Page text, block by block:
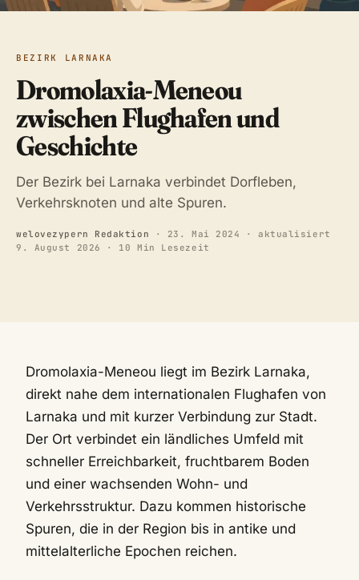
BEZIRK LARNAKA
Dromolaxia-Meneou
zwischen Flughafen und
Geschichte
Der Bezirk bei Larnaka verbindet Dorfleben,
Verkehrsknoten und alte Spuren.
welovezypern Redaktion · 23. Mai 2024 · aktualisiert
9. August 2026
· 10 Min Lesezeit
Dromolaxia-Meneou liegt im Bezirk Larnaka,
direkt nahe dem internationalen Flughafen von
Larnaka und mit kurzer Verbindung zur Stadt.
Der Ort verbindet ein ländliches Umfeld mit
schneller Erreichbarkeit, fruchtbarem Boden
und einer wachsenden Wohn- und
Verkehrsstruktur. Dazu kommen historische
Spuren, die in der Region bis in antike und
mittelalterliche Epochen reichen.